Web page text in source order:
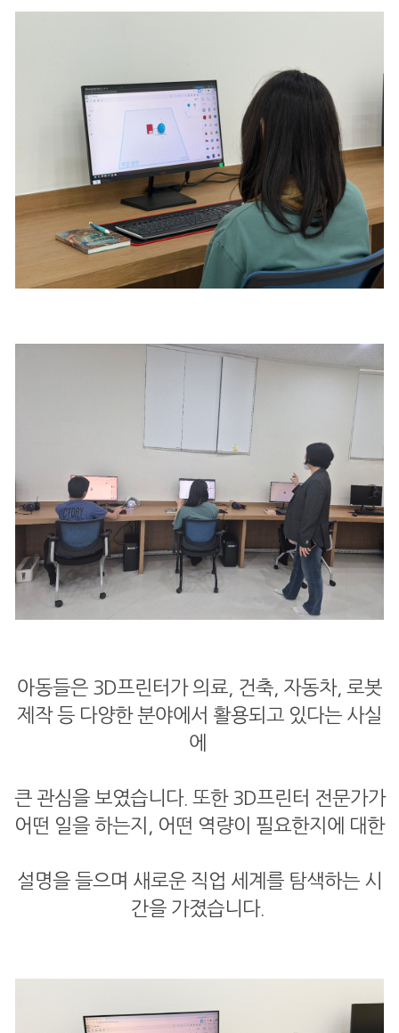
아동들은 3D프린터가 의료, 건축, 자동차, 로봇
제작 등 다양한 분야에서 활용되고 있다는 사실
에
큰 관심을 보였습니다. 또한 3D프린터 전문가가
어떤 일을 하는지, 어떤 역량이 필요한지에 대한
설명을 들으며 새로운 직업 세계를 탐색하는 시
간을 가졌습니다.